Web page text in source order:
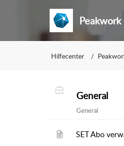
Hilfecenter
General
General
SET Abo